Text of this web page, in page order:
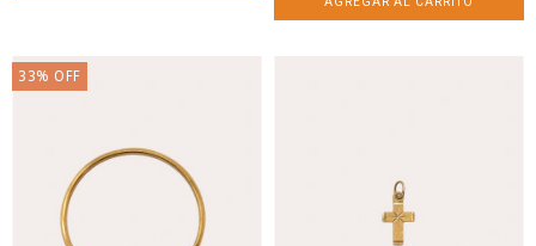
33% OFF